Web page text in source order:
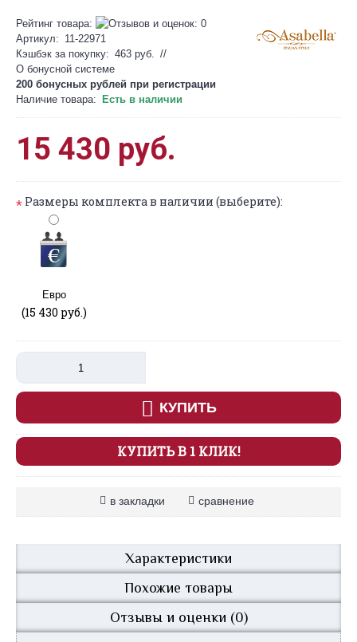
Рейтинг товара:
Артикул: 11-22971
Кэшбэк за покупку: 463 руб. //
О бонусной системе
200 бонусных рублей при регистрации
Наличие товара:
Есть в наличии
15 430 руб.
* Размеры комплекта в наличии (выберите):
Евро
(15 430 руб.)
КУПИТЬ
КУПИТЬ В 1 КЛИК!
в закладки сравнение
Характеристики
Похожие товары
Отзывы и оценки (0)